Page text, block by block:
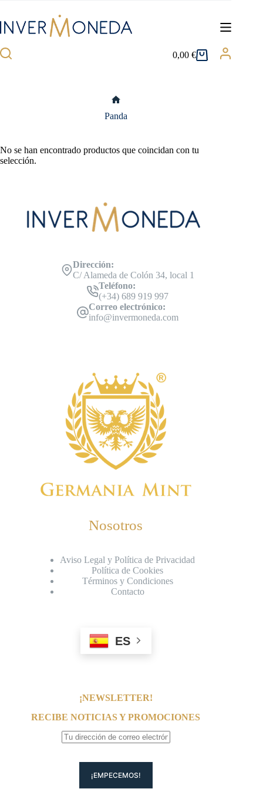
contenido
Carro
0,00€
Panda
No se han encontrado productos que coincidan con tu
selección.
Dirección:
C/ Alameda de Colón 34, local 1
Teléfono:
(+34) 689 919 997
Correo electrónico:
info@invermoneda.com
Nosotros
Aviso Legal y Política de Privacidad
Política de Cookies
Términos y Condiciones
Contacto
ES
¡NEWSLETTER!
RECIBE NOTICIAS Y PROMOCIONES